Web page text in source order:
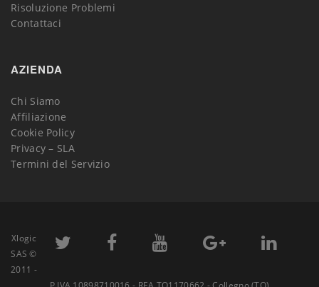
Risoluzione Problemi
Contattaci
AZIENDA
Chi Siamo
Affiliazione
Cookie Policy
Privacy – SLA
Termini del Servizio
Xlogic
SAS ©
2011 -